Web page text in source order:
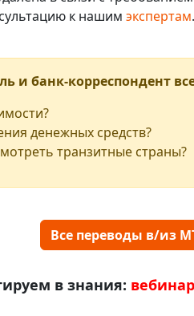
к нашим экспертам.
и банк-корреспондент
денежных средств?
транзитные страны?
Все переводы в/из
в знания: